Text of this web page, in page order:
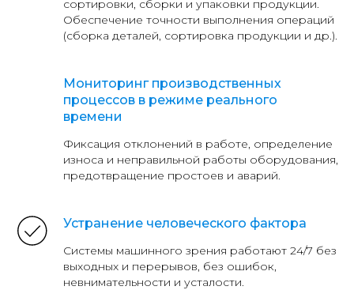
сортировки, сборки и упаковки продукции.
Обеспечение точности выполнения операций
(сборка деталей, сортировка продукции и др.).
Мониторинг производственных
процессов в режиме реального
времени
Фиксация отклонений в работе, определение
износа и неправильной работы оборудования,
предотвращение простоев и аварий.
Устранение человеческого фактора
Системы машинного зрения работают 24/7 без
выходных и перерывов, без ошибок,
невнимательности и усталости.